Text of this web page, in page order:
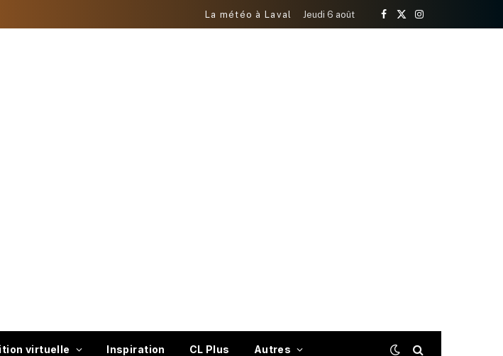
La météo à Laval Jeudi 6 août
Facebook
X
Instagram
virtuelle Inspiration CL Plus Autres